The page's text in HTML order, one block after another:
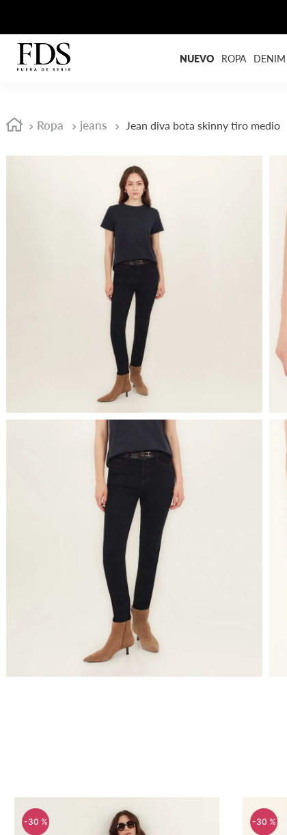
NUEVO ROPA DENIM
Ropa jeans Jean diva bota skinny tiro medio
-62 %